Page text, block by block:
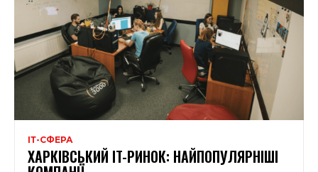
ІТ-СФЕРА
ХАРКІВСЬКИЙ IT-РИНОК: НАЙПОПУЛЯРНІШІ